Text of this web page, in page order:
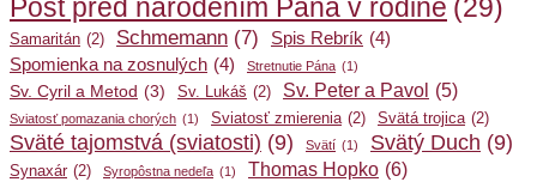
Pôst pred narodením Pána v rodine (29)
Samaritán (2) Schmemann (7) Spis Rebrík (4)
Spomienka na zosnulých (4) Stretnutie Pána (1)
Sv. Cyril a Metod (3) Sv. Lukáš (2) Sv. Peter a Pavol (5)
Sviatosť pomazania chorých (1) Sviatosť zmierenia (2) Svätá trojica (2)
Sväté tajomstvá (sviatosti) (9) Svätí (1) Svätý Duch (9)
Synaxár (2) Syropôstna nedeľa (1) Thomas Hopko (6)